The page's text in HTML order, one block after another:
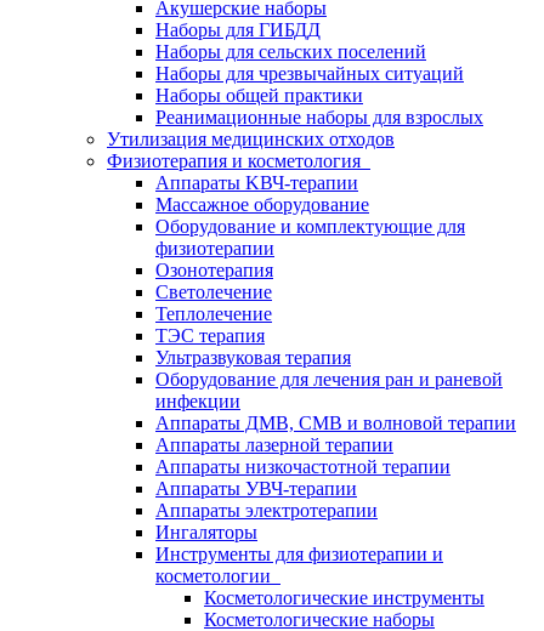
Акушерские наборы
Наборы для ГИБДД
Наборы для сельских поселений
Наборы для чрезвычайных ситуаций
Наборы общей практики
Реанимационные наборы для взрослых
Утилизация медицинских отходов
Физиотерапия и косметология
Аппараты KВЧ-терапии
Массажное оборудование
Оборудование и комплектующие для
физиотерапии
Озонотерапия
Светолечение
Теплолечение
ТЭС терапия
Ультразвуковая терапия
Оборудование для лечения ран и раневой
инфекции
Аппараты ДМВ, СМВ и волновой терапии
Аппараты лазерной терапии
Аппараты низкочастотной терапии
Аппараты УВЧ-терапии
Аппараты электротерапии
Ингаляторы
Инструменты для физиотерапии и
косметологии
Косметологические инструменты
Косметологические наборы